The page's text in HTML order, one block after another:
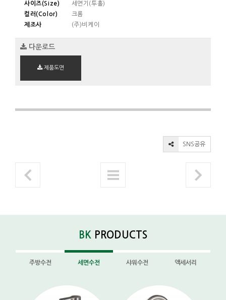
사이즈(Size)
세면기(투홀)
컬러(Color)
크롬
제조사
(주)비케이
다운로드
제품도면
SNS공유
BK PRODUCTS
주방수전 세면수전 샤워수전 액세서리